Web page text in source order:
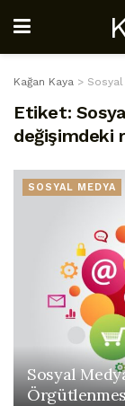
Kağan Kaya >
Etiket:
değişimdeki
SOSYAL MEDYA
Sosyal